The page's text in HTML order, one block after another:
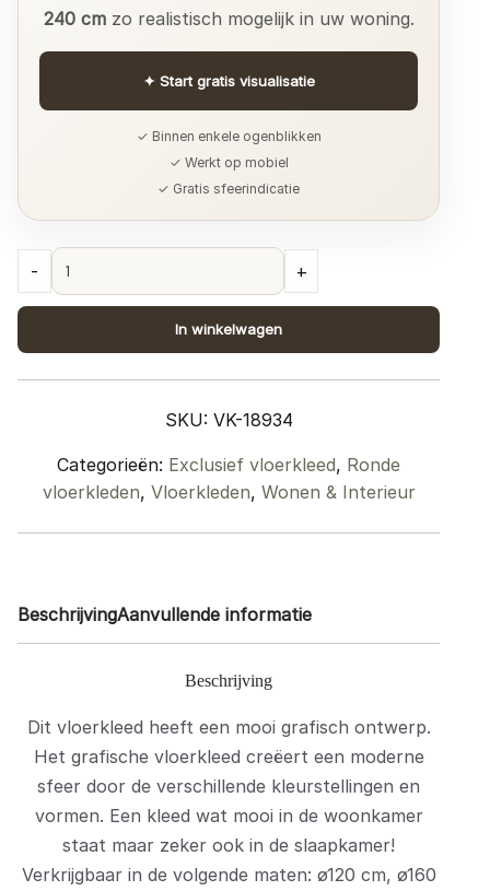
240 cmzo realistisch mogelijk in uw woning.
✦ Start gratis visualisatie
✓ Binnen enkele ogenblikken
✓ Werkt op mobiel
✓ Gratis sfeerindicatie
240
quantity
- +
In winkelwagen
SKU: VK-18934
Categorieën: Exclusief vloerkleed, Ronde
vloerkleden, Vloerkleden, Wonen & Interieur
BeschrijvingAanvullende informatie
Beschrijving
Dit vloerkleed heeft een mooi grafisch ontwerp.
Het grafische vloerkleed creëert een moderne
sfeer door de verschillende kleurstellingen en
vormen. Een kleed wat mooi in de woonkamer
staat maar zeker ook in de slaapkamer!
Verkrijgbaar in de volgende maten: ø120 cm, ø160